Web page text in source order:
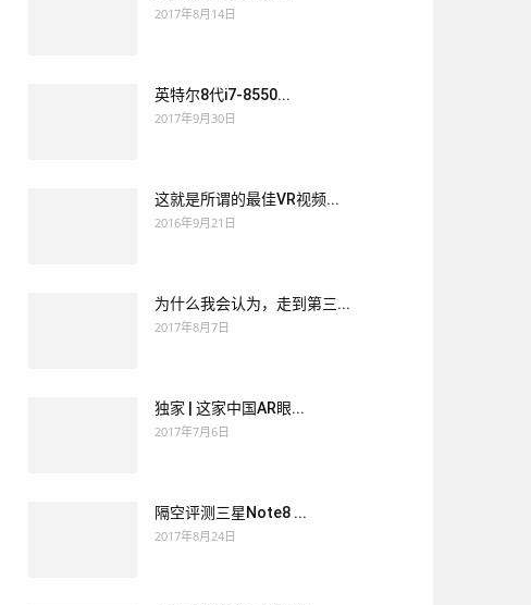
2017年8月14日
英特尔8代i7-8550...
2017年9月30日
这就是所谓的最佳VR视频...
2016年9月21日
为什么我会认为，走到第三...
2017年8月7日
独家 | 这家中国AR眼...
2017年7月6日
隔空评测三星Note8 ...
2017年8月24日